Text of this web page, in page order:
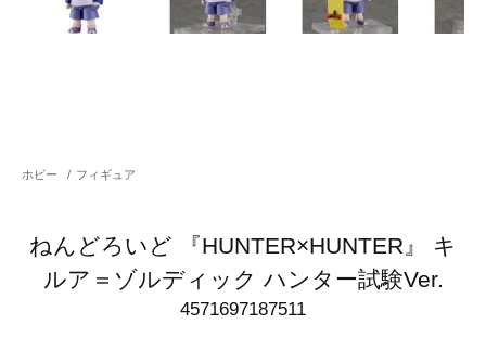
ホビー / フィギュア
ねんどろいど 『HUNTER×HUNTER』 キ
ルア＝ゾルディック ハンター試験Ver.
4571697187511